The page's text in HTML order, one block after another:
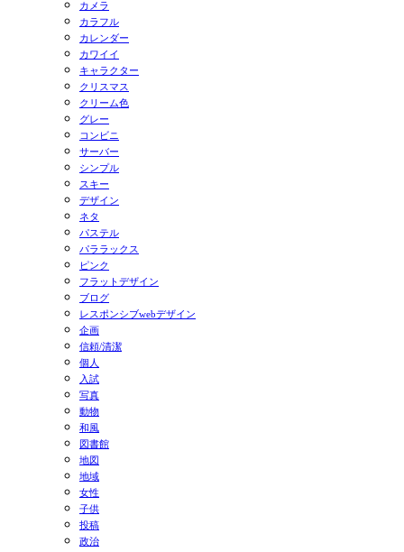
カメラ
カラフル
カレンダー
カワイイ
キャラクター
クリスマス
クリーム色
グレー
コンビニ
サーバー
シンプル
スキー
デザイン
ネタ
パステル
パララックス
ピンク
フラットデザイン
ブログ
レスポンシブwebデザイン
企画
信頼/清潔
個人
入試
写真
動物
和風
図書館
地図
地域
女性
子供
投稿
政治